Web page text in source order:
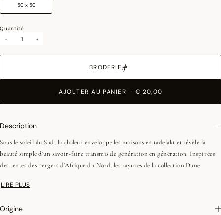
50 x 50
Quantité
-
+
BRODERIE
AJOUTER AU PANIER–€ 20,00
Description
Sous le soleil du Sud, la chaleur enveloppe les maisons en tadelakt et révèle la
beauté simple d'un savoir-faire transmis de génération en génération. Inspirées
des tentes des bergers d'Afrique du Nord, les rayures de la collection Dune
restituent la lumière et le mouvement doux des dunes. Composée à 61 % de fils «
démarche durable.
LIRE PLUS
Origine